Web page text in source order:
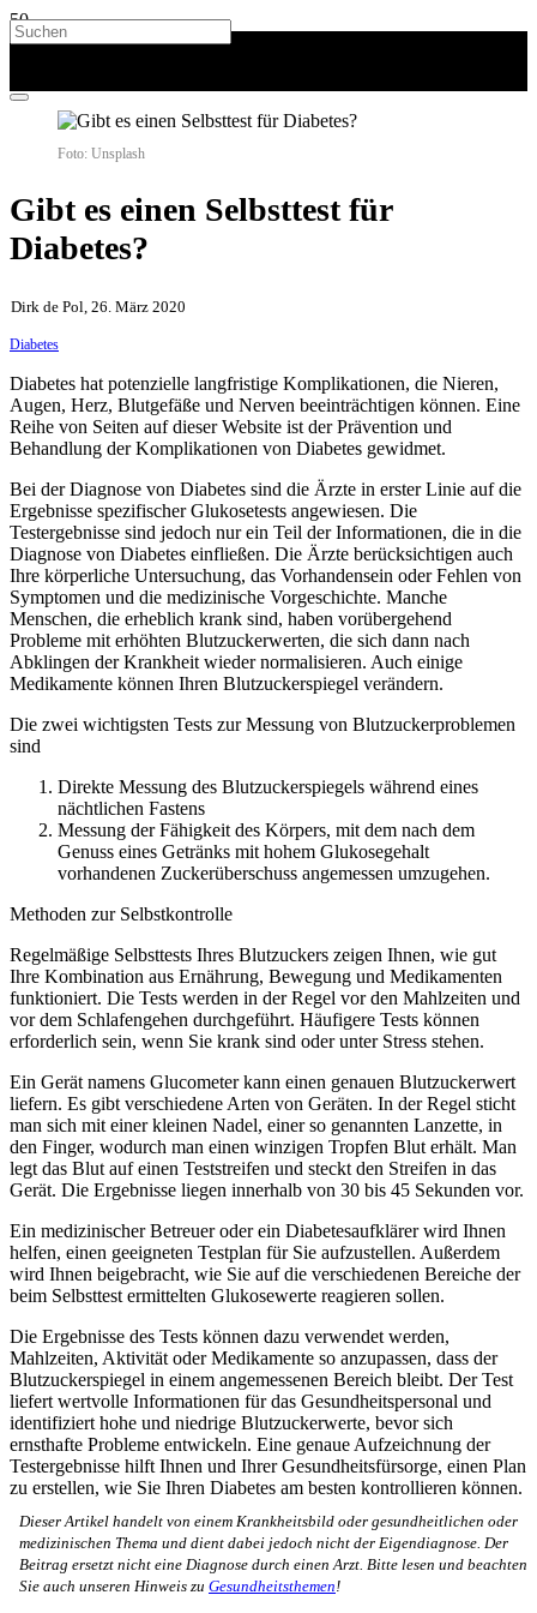
Foto: Unsplash
Gibt es einen Selbsttest für
Diabetes?
Dirk de Pol, 26. März 2020
Diabetes
Diabetes hat potenzielle langfristige Komplikationen, die Nieren,
Augen, Herz, Blutgefäße und Nerven beeinträchtigen können. Eine
Reihe von Seiten auf dieser Website ist der Prävention und
Behandlung der Komplikationen von Diabetes gewidmet.
Bei der Diagnose von Diabetes sind die Ärzte in erster Linie auf die
Ergebnisse spezifischer Glukosetests angewiesen. Die
Testergebnisse sind jedoch nur ein Teil der Informationen, die in die
Diagnose von Diabetes einfließen. Die Ärzte berücksichtigen auch
Ihre körperliche Untersuchung, das Vorhandensein oder Fehlen von
Symptomen und die medizinische Vorgeschichte. Manche
Menschen, die erheblich krank sind, haben vorübergehend
Probleme mit erhöhten Blutzuckerwerten, die sich dann nach
Abklingen der Krankheit wieder normalisieren. Auch einige
Medikamente können Ihren Blutzuckerspiegel verändern.
Die zwei wichtigsten Tests zur Messung von Blutzuckerproblemen
sind
Direkte Messung des Blutzuckerspiegels während eines
nächtlichen Fastens
Messung der Fähigkeit des Körpers, mit dem nach dem
Genuss eines Getränks mit hohem Glukosegehalt
vorhandenen Zuckerüberschuss angemessen umzugehen.
Methoden zur Selbstkontrolle
Regelmäßige Selbsttests Ihres Blutzuckers zeigen Ihnen, wie gut
Ihre Kombination aus Ernährung, Bewegung und Medikamenten
funktioniert. Die Tests werden in der Regel vor den Mahlzeiten und
vor dem Schlafengehen durchgeführt. Häufigere Tests können
erforderlich sein, wenn Sie krank sind oder unter Stress stehen.
Ein Gerät namens Glucometer kann einen genauen Blutzuckerwert
liefern. Es gibt verschiedene Arten von Geräten. In der Regel sticht
man sich mit einer kleinen Nadel, einer so genannten Lanzette, in
den Finger, wodurch man einen winzigen Tropfen Blut erhält. Man
legt das Blut auf einen Teststreifen und steckt den Streifen in das
Gerät. Die Ergebnisse liegen innerhalb von 30 bis 45 Sekunden vor.
Ein medizinischer Betreuer oder ein Diabetesaufklärer wird Ihnen
helfen, einen geeigneten Testplan für Sie aufzustellen. Außerdem
wird Ihnen beigebracht, wie Sie auf die verschiedenen Bereiche der
beim Selbsttest ermittelten Glukosewerte reagieren sollen.
Die Ergebnisse des Tests können dazu verwendet werden,
Mahlzeiten, Aktivität oder Medikamente so anzupassen, dass der
Blutzuckerspiegel in einem angemessenen Bereich bleibt. Der Test
liefert wertvolle Informationen für das Gesundheitspersonal und
identifiziert hohe und niedrige Blutzuckerwerte, bevor sich
ernsthafte Probleme entwickeln. Eine genaue Aufzeichnung der
Testergebnisse hilft Ihnen und Ihrer Gesundheitsfürsorge, einen Plan
zu erstellen, wie Sie Ihren Diabetes am besten kontrollieren können.
Dieser Artikel handelt von einem Krankheitsbild oder gesundheitlichen oder
medizinischen Thema und dient dabei jedoch nicht der Eigendiagnose. Der
Beitrag ersetzt nicht eine Diagnose durch einen Arzt. Bitte lesen und beachten
Sie auch unseren Hinweis zu Gesundheitsthemen!